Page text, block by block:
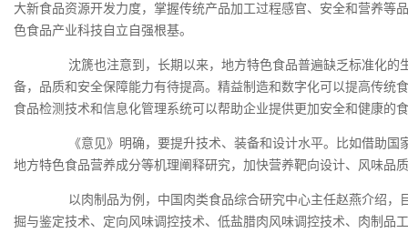
大新食品资源开发力度，掌握传统产品加工过程感官、安全和营养等
色食品产业科技自立自强根基。
沈篪也注意到，长期以来，地方特色食品普遍缺乏标准化的
备，品质和安全保障能力有待提高。精益制造和数字化可以提高传统
食品检测技术和信息化管理系统可以帮助企业提供更加安全和健康的
《意见》明确，要提升技术、装备和设计水平。比如借助国
地方特色食品营养成分等机理阐释研究，加快营养靶向设计、风味品
以肉制品为例，中国肉类食品综合研究中心主任赵燕介绍，
掘与鉴定技术、定向风味调控技术、低盐腊肉风味调控技术、肉制品